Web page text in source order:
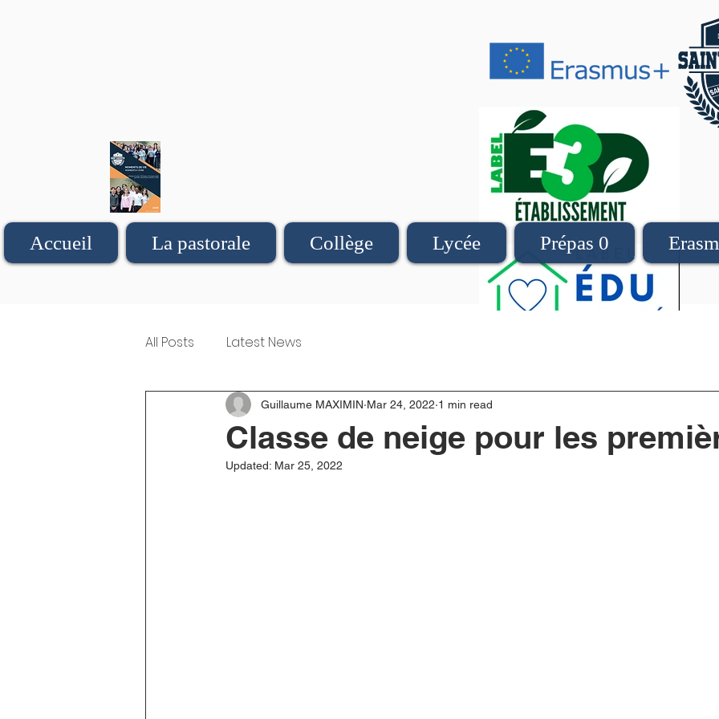
Accueil La pastorale Collège Lycée Prépas 0
All Posts Latest News
Classe de neige pour les
Guillaume MAXIMIN Mar 24, 2022 1 min read
Updated: Mar 25, 2022